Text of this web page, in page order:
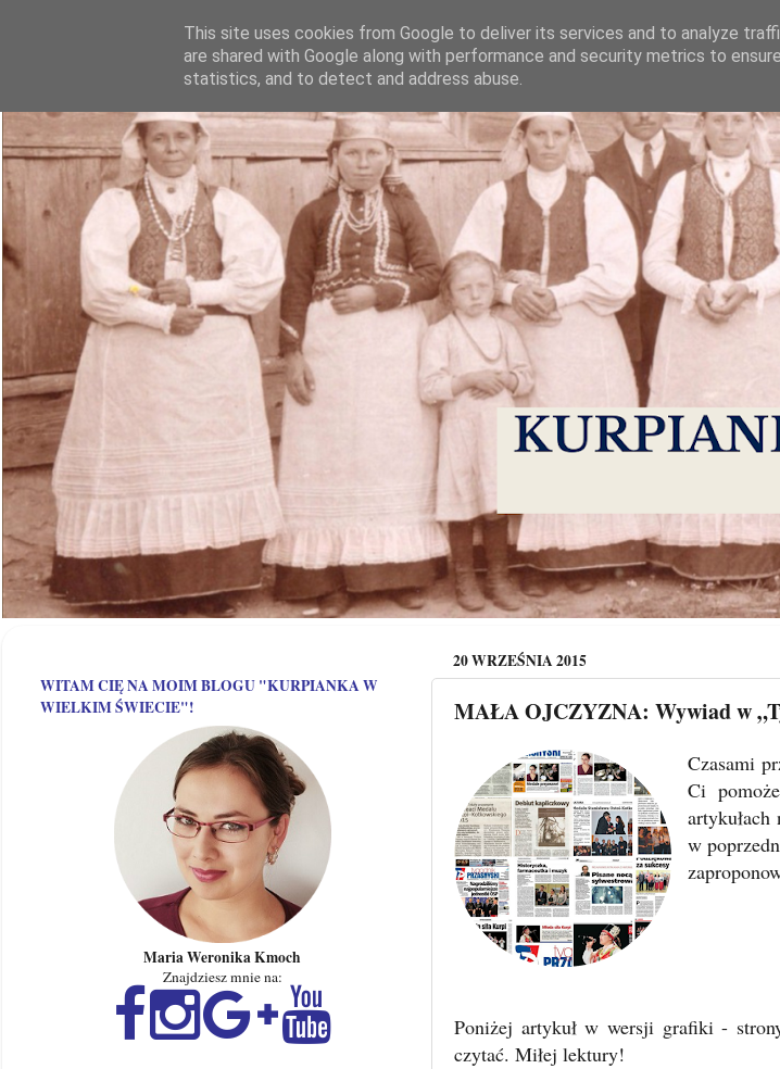
20 WRZEŚNIA 2015
MAŁA OJCZYZNA: Wywiad w
Czasami
Ci
w
Poniżej artykuł w wersji grafiki -
czytać. Miłej lektury!
WITAM CIĘ NA MOIM BLOGU "KURPIANKA W
WIELKIM ŚWIECIE"!
Maria Weronika Kmoch
Znajdziesz mnie na:
This site uses cookies from Google to deliver its services and to analyze
are shared with Google along with performance and security metrics to
statistics, and to detect and address abuse.